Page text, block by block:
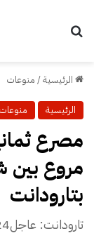
الرئيسية/ منوعات
الرئيسية منوعات
مصرع
مروع بين
بتارودانت
تارودانت: عاجل24